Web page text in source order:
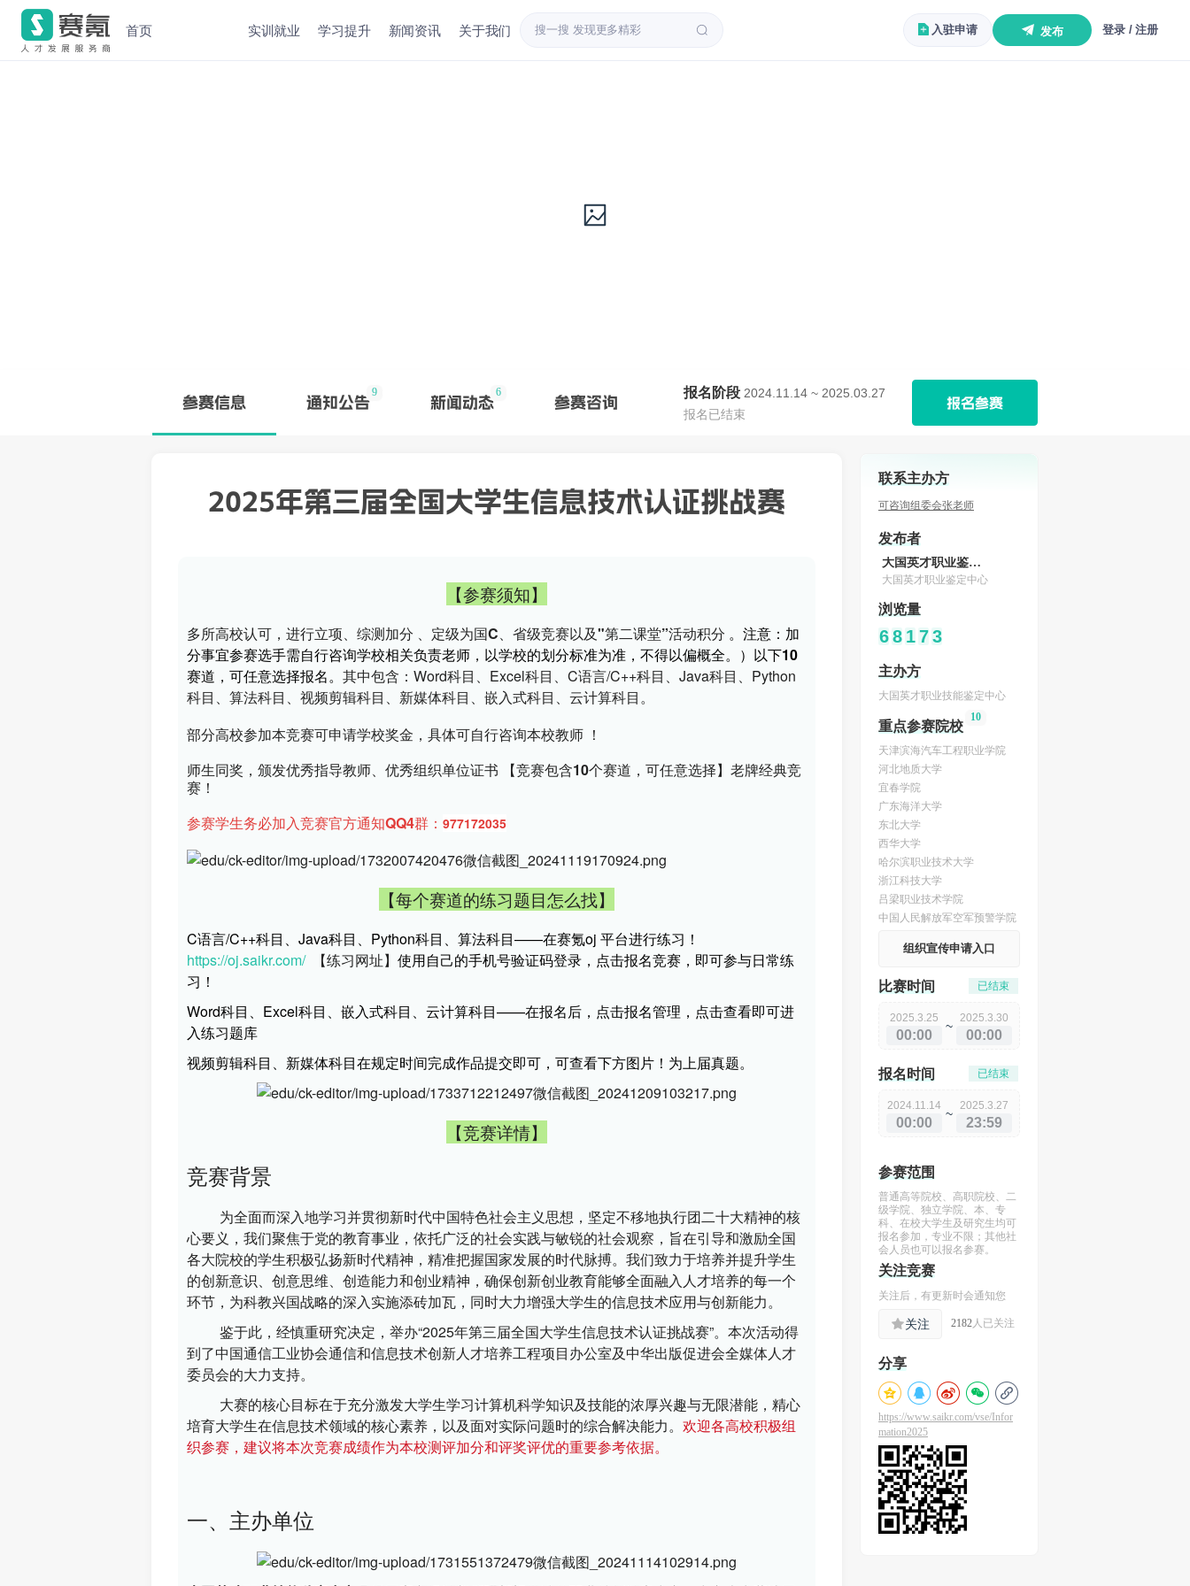
首页 实训就业 学习提升 新闻资讯 关于我们 入驻申请 发布 登录 / 注册
参赛信息 通知公告
9
新闻动态
6
参赛咨询
报名阶段 2024.11.14 ~ 2025.03.27
报名已结束
报名参赛
2025年第三届全国大学生信息技术认证挑战赛
【参赛须知】
多所高校认可，进行立项、综测加分 、定级为国C、省级竞赛以及"第二课堂”活动积分 。注意：加
分事宜参赛选手需自行咨询学校相关负责老师，以学校的划分标准为准，不得以偏概全。）以下10
赛道，可任意选择报名。 其中包含：Word科目、Excel科目、C语言/C++科目、Java科目、Python
科目、算法科目、视频剪辑科目、新媒体科目、嵌入式科目、云计算科目。
部分高校参加本竞赛可申请学校奖金，具体可自行咨询本校教师 ！
师生同奖，颁发优秀指导教师、优秀组织单位证书 【竞赛包含10个赛道，可任意选择】老牌经典竞
赛！
参赛学生务必加入竞赛官方通知QQ4群： 977172035
【每个赛道的练习题目怎么找】
https://oj.saikr.com/ 【练习网址】 使用自己的手机号验证码登录，点击报名竞赛，即可参与日常练
习！
Word科目、Excel科目、嵌入式科目、云计算科目——在报名后，点击报名管理，点击查看即可进
入练习题库
视频剪辑科目、新媒体科目在规定时间完成作品提交即可，可查看下方图片！为上届真题。
【竞赛详情】
竞赛背景
为全面而深入地学习并贯彻新时代中国特色社会主义思想，坚定不移地执行团二十大精神的核
心要义，我们聚焦于党的教育事业，依托广泛的社会实践与敏锐的社会观察，旨在引导和激励全国
各大院校的学生积极弘扬新时代精神，精准把握国家发展的时代脉搏。我们致力于培养并提升学生
的创新意识、创意思维、创造能力和创业精神，确保创新创业教育能够全面融入人才培养的每一个
环节，为科教兴国战略的深入实施添砖加瓦，同时大力增强大学生的信息技术应用与创新能力。
鉴于此，经慎重研究决定，举办“2025年第三届全国大学生信息技术认证挑战赛”。本次活动得
到了中国通信工业协会通信和信息技术创新人才培养工程项目办公室及中华出版促进会全媒体人才
委员会的大力支持。
大赛的核心目标在于充分激发大学生学习计算机科学知识及技能的浓厚兴趣与无限潜能，精心
培育大学生在信息技术领域的核心素养，以及面对实际问题时的综合解决能力。 欢迎各高校积极组
织参赛，建议将本次竞赛成绩作为本校测评加分和评奖评优的重要参考依据。
一、主办单位
联系主办方
可咨询组委会张老师
发布者
大国英才职业鉴定中心
大国英才职业鉴定中心
浏览量
6 8 1 7 3
主办方
大国英才职业技能鉴定中心
重点参赛院校
10
天津滨海汽车工程职业学院
河北地质大学
宜春学院
广东海洋大学
东北大学
西华大学
哈尔滨职业技术大学
浙江科技大学
吕梁职业技术学院
中国人民解放军空军预警学院
组织宣传申请入口
比赛时间 已结束
2025.3.25
00:00
~
2025.3.30
00:00
报名时间 已结束
2024.11.14
00:00
~
2025.3.27
23:59
参赛范围
普通高等院校、高职院校、二
级学院、独立学院、本、专
科、在校大学生及研究生均可
报名参加，专业不限；其他社
会人员也可以报名参赛。
关注竞赛
关注后，有更新时会通知您
关注 2182人已关注
分享
https://www.saikr.com/vse/Infor
mation2025